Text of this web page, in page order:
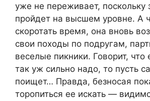
уже не переживает, поскольку
пройдет на высшем уровне. А
скоротать время, она вновь
свои походы по подругам,
веселые пикники. Говорит, что
так уж сильно надо, то пусть
поищет… Правда, безносая
торопиться ее искать —